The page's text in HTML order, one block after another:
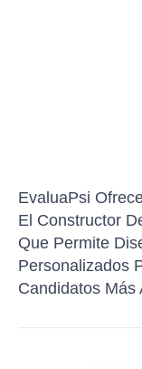
EvaluaPsi
El Constructor
Que Permite
Personalizados
Candidatos Más